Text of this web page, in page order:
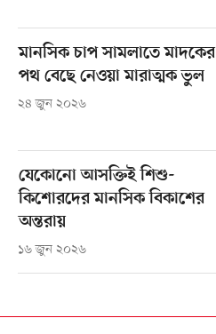
মানসিক চাপ সামলাতে মাদকের
পথ বেছে নেওয়া মারাত্মক ভুল
২৪ জুন ২০২৬
যেকোনো আসক্তিই শিশু-
কিশোরদের মানসিক বিকাশের
অন্তরায়
১৬ জুন ২০২৬